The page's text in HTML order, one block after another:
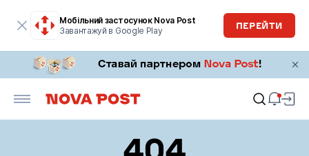
Мобільний застосунок Nova Post
Завантажуй в Google Play
ПЕРЕЙТИ